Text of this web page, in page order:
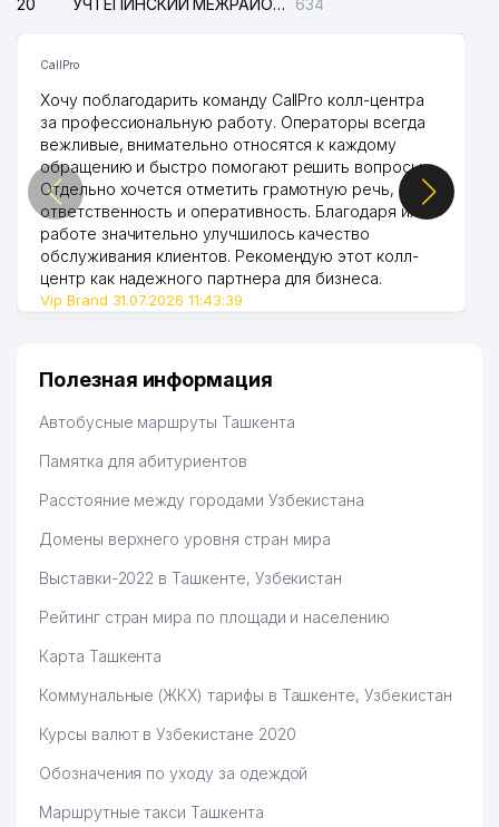
ILMLAR UMMONI НОУ
51
KVADRO STATUS
АДВОКАТСКАЯ ФИРМА
386 м
52 BERNINA-TIKUVMASH ООО 386 м
53 SCHWARZ-CCC ООО 386 м
54 BERNINA-TIKUVMASH НОУ 388 м
55
SHARIPOV ISLOM XASANOVICH
ИндП
59
АДВОКАТСКАЯ ФИРМА
433 м
60 САХОВАТ БРОЙЛЕР ООО
63
ТАЪМИНОТИ ООО
445 м
64
20
УЧТЕПИНСКИЙ МЕЖРАЙОННЫЙ СУД ПО ГРАЖДАНСКИМ ДЕЛАМ 634
CallPro
Хочу поблагодарить команду CallPro колл-центра
за профессиональную работу. Операторы всегда
вежливые, внимательно относятся к каждому
обращению и быстро помогают решить вопросы.
Отдельно хочется отметить грамотную речь,
ответственность и оперативность. Благодаря их
работе значительно улучшилось качество
обслуживания клиентов. Рекомендую этот колл-
центр как надежного партнера для бизнеса.
Vip Brand 31.07.2026 11:43:39
Полезная информация
Автобусные маршруты Ташкента
Памятка для абитуриентов
Расстояние между городами Узбекистана
Домены верхнего уровня стран мира
Выставки-2022 в Ташкенте, Узбекистан
Рейтинг стран мира по площади и населению
Карта Ташкента
Коммунальные (ЖКХ) тарифы в Ташкенте, Узбекистан
Курсы валют в Узбекистане 2020
Обозначения по уходу за одеждой
Маршрутные такси Ташкента